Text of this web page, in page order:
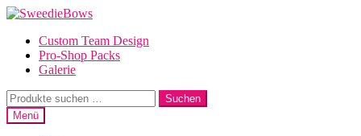
Zur
springen
Zum
springenCustom Team Design
Pro-Shop Packs
Galerie
Suche
nach:
Suchen
Menü